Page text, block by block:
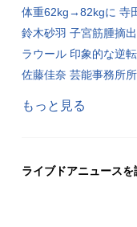
体重62kg→82kgに 寺
鈴木砂羽 子宮筋腫摘
ラウール 印象的な逆
佐藤佳奈 芸能事務所
もっと見る
ライブドアニュースを